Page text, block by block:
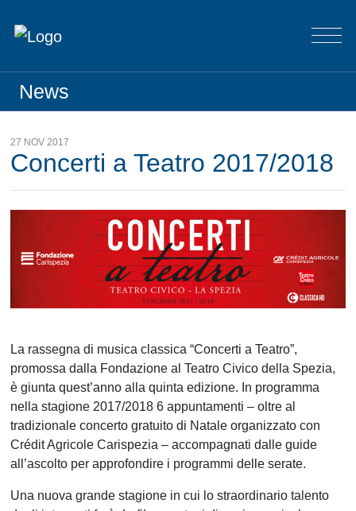
News
27 NOV 2017
Concerti a Teatro 2017/2018
La rassegna di musica classica “Concerti a Teatro”,
promossa dalla Fondazione al Teatro Civico della Spezia,
è giunta quest’anno alla quinta edizione. In programma
nella stagione 2017/2018 6 appuntamenti – oltre al
tradizionale concerto gratuito di Natale organizzato con
Crédit Agricole Carispezia – accompagnati dalle guide
all’ascolto per approfondire i programmi delle serate.
Una nuova grande stagione in cui lo straordinario talento